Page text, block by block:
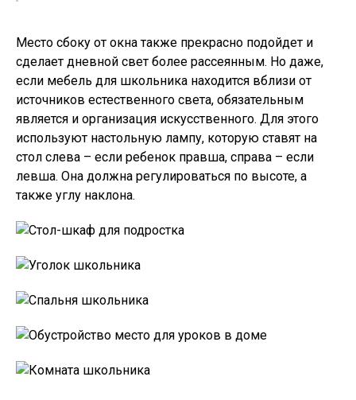
Место сбоку от окна также прекрасно подойдет и
сделает дневной свет более рассеянным. Но даже,
если мебель для школьника находится вблизи от
источников естественного света, обязательным
является и организация искусственного. Для этого
используют настольную лампу, которую ставят на
стол слева – если ребенок правша, справа – если
левша. Она должна регулироваться по высоте, а
также углу наклона.